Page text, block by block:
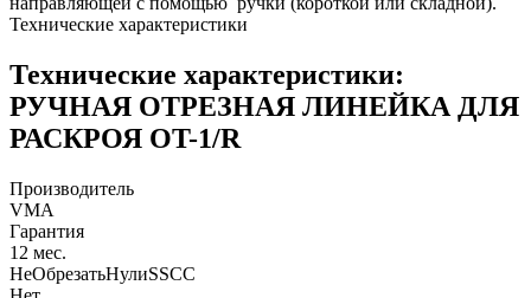
Технические характеристики
Технические характеристики:
РУЧНАЯ ОТРЕЗНАЯ ЛИНЕЙКА ДЛЯ
РАСКРОЯ OT-1/R
Производитель
VMA
Гарантия
12 мес.
НеОбрезатьНулиSSCC